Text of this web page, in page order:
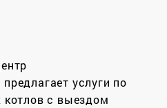
услуги по
котлов с выездом